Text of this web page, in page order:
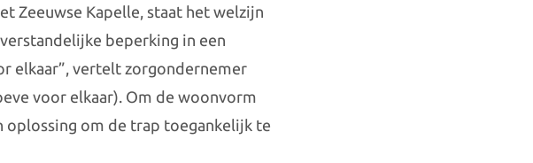
Zeeuwse Kapelle, staat het welzijn
beperking in een
elkaar”, vertelt zorgondernemer
voor elkaar). Om de woonvorm
oplossing om de trap toegankelijk te